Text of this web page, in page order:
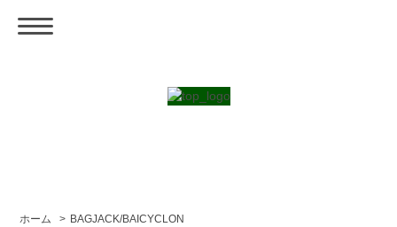
ホーム > BAGJACK/BAICYCLON